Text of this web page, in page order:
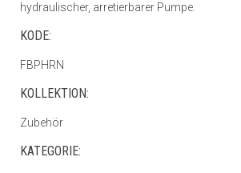
hydraulischer, arretierbarer Pumpe.
KODE:
FBPHRN
KOLLEKTION:
Zubehör
KATEGORIE: